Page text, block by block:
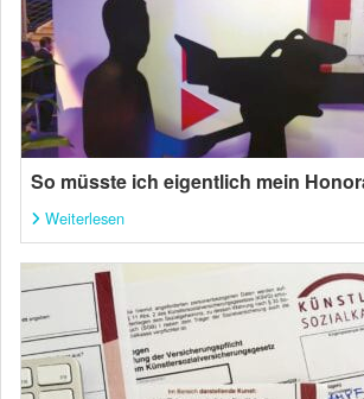
So müsste ich eigentlich mein
Weiterlesen